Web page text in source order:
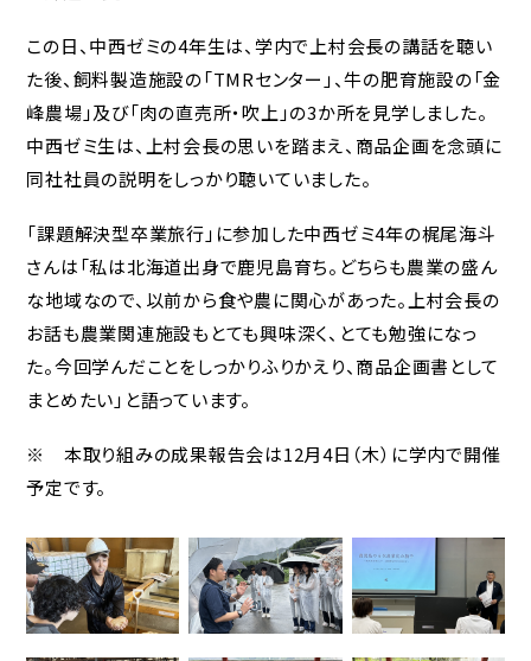
この日、中西ゼミの4年生は、学内で上村会長の講話を聴い
た後、飼料製造施設の「TMRセンター」、牛の肥育施設の「金
峰農場」及び「肉の直売所・吹上」の3か所を見学しました。
中西ゼミ生は、上村会長の思いを踏まえ、商品企画を念頭に
同社社員の説明をしっかり聴いていました。
「課題解決型卒業旅行」に参加した中西ゼミ4年の梶尾海斗
さんは「私は北海道出身で鹿児島育ち。どちらも農業の盛ん
な地域なので、以前から食や農に関心があった。上村会長の
お話も農業関連施設もとても興味深く、とても勉強になっ
た。今回学んだことをしっかりふりかえり、商品企画書として
まとめたい」と語っています。
※ 本取り組みの成果報告会は12月4日（木）に学内で開催
予定です。